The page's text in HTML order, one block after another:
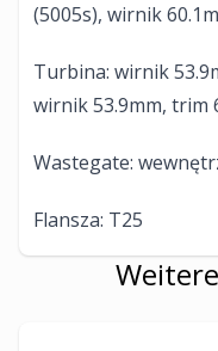
(5005s), wirnik
Turbina: wirnik
wirnik 53.9mm, trim
Wastegate:
Flansza: T25